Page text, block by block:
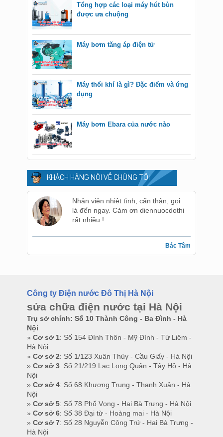
Tổng hợp các loại máy hút bùn
được ưa chuộng
Máy bơm tăng áp điện tử
Máy thổi khí là gì? Đặc điểm và ứng
dụng
Máy bơm Ebara của nước nào
KHÁCH HÀNG NÓI VỀ CHÚNG TÔI
Nhân viên nhiệt tình, cẩn thận, gọi
là đến ngay. Cảm ơn diennuocdothi
rất nhiều !
Bác Tâm
Công ty Điện nước Đô Thị Hà Nội
sửa chữa điện nước tại Hà Nội
Trụ sở chính: Số 10 Thành Công - Ba Đình - Hà
Nội
» Cơ sở 1: Số 154 Đình Thôn - Mỹ Đình - Từ Liêm -
Hà Nội
» Cơ sở 2: Số 1/123 Xuân Thủy - Cầu Giấy - Hà Nội
» Cơ sở 3: Số 21/219 Lạc Long Quân - Tây Hồ - Hà
Nội
» Cơ sở 4: Số 68 Khương Trung - Thanh Xuân - Hà
Nội
» Cơ sở 5: Số 78 Phố Vọng - Hai Bà Trưng - Hà Nội
» Cơ sở 6: Số 38 Đại từ - Hoàng mai - Hà Nội
» Cơ sở 7: Số 28 Nguyễn Công Trứ - Hai Bà Trưng -
Hà Nội